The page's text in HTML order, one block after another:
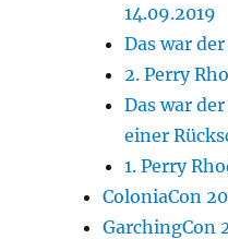
14.09.2019
Das war
2. Perry
Das war
einer
1. Perry
ColoniaCon
GarchingCon